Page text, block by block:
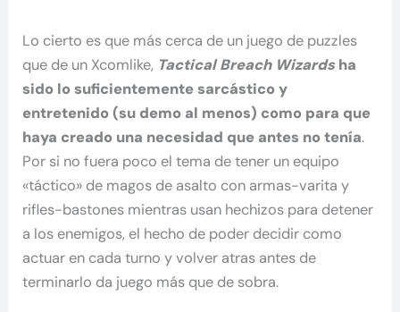
Lo cierto es que más cerca de un juego de puzzles
que de un Xcomlike, Tactical Breach Wizardsha
sido lo suficientemente sarcástico y
entretenido (su demo al menos) como para que
haya creado una necesidad que antes no tenía.
Por si no fuera poco el tema de tener un equipo
«táctico» de magos de asalto con armas-varita y
rifles-bastones mientras usan hechizos para detener
a los enemigos, el hecho de poder decidir como
actuar en cada turno y volver atras antes de
terminarlo da juego más que de sobra.